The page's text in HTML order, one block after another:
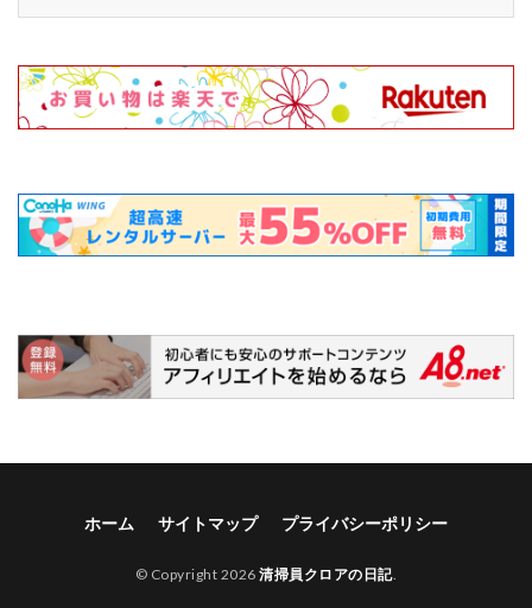
ホーム サイトマップ プライバシーポリシー
© Copyright 2026清掃員クロアの日記.